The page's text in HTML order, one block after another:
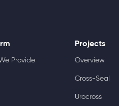
Provide
Projects
Overview
Cross-Seal
Urocross